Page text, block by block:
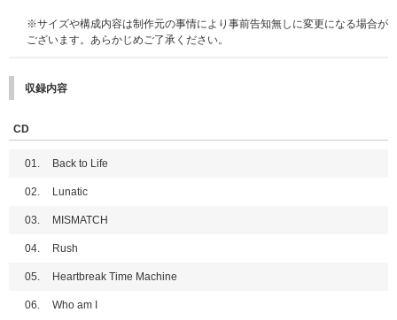
4日(金)18:00頃
※オフラインイベント愛知会場は2回目で最終応募になります。
※オフラインイベント京都会場、オンラインイベント、サイン入り告知ポス
表：2026年1月16日(金)18:00頃
■メンバーオフラインイベント(各会場でメンバーに直接会えるイベントにご
●特典会内容
②ミニトークステージ + メンバー個別2ショット撮影会(スマートフォン使
用)
④ミニトークステージ + メンバー全員お渡し会
※全会場で、特典会の内容は同じとなります。
※「メンバー別フォトカード」または「手書きデコプリントフォトカード」
※「手書きデコプリントフォトカード」ご当選の方には、「メンバー別フォ
ンバー絵柄は同じものになります。
すので、対象期間中であっても予定数量に達し次第、早期にプレゼント配布
※下記ラッキードローイベント期間内のご予約分が対象です。
トのデザインはプリント(印刷)となります。
※「手書きデコプリントフォトカード」のお届けについては商品・特典の発
につきましてはお答えできませんのでご了承ください。
■ラッキードロー イベント開催日程
※サイズや構成内容は制作元の事情により事前告知無しに変更になる場合が
ございます。あらかじめご了承ください。
収録内容
CD
01. Back to Life
02. Lunatic
03. MISMATCH
04. Rush
05. Heartbreak Time Machine
06. Who am I